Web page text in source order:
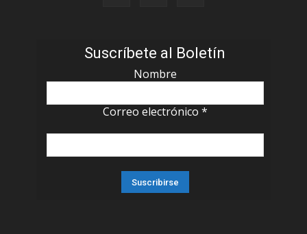
Suscríbete al Boletín
Nombre
Correo electrónico *